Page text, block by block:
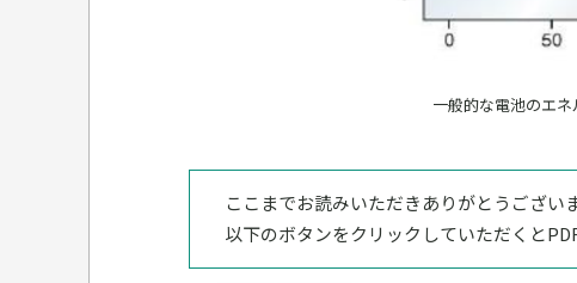
一般的な電池のエネ
ここまでお読みいただきありがとうござい
以下のボタンをクリックしていただくと